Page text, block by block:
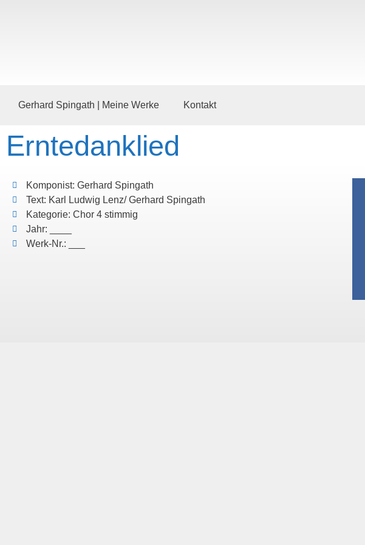
Gerhard Spingath | Meine Werke Kontakt
Erntedanklied
Komponist: Gerhard Spingath
Text: Karl Ludwig Lenz/ Gerhard Spingath
Kategorie: Chor 4 stimmig
Jahr: ____
Werk-Nr.: ___